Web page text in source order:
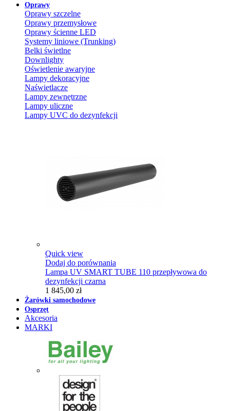
Oprawy
Oprawy szczelne
Oprawy przemysłowe
Oprawy ścienne LED
Systemy liniowe (Trunking)
Belki świetlne
Downlighty
Oświetlenie awaryjne
Lampy dekoracyjne
Naświetlacze
Lampy zewnętrzne
Lampy uliczne
Lampy UVC do dezynfekcji
Quick view
Dodaj do porównania
Lampa UV SMART TUBE 110 przepływowa do
dezynfekcji czarna
1 845,00 zł
Żarówki samochodowe
Osprzęt
Akcesoria
MARKI